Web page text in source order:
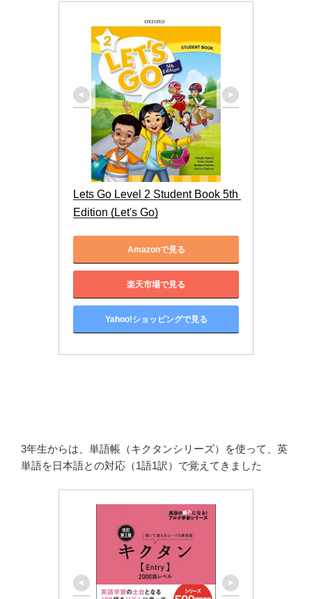
Lets Go Level 2 Student Book 5th
Edition (Let's Go)
Amazonで見る
楽天市場で見る
Yahoo!ショッピングで見る
3年生からは、単語帳（キクタンシリーズ）を使って、英
単語を日本語との対応（1語1訳）で覚えてきました